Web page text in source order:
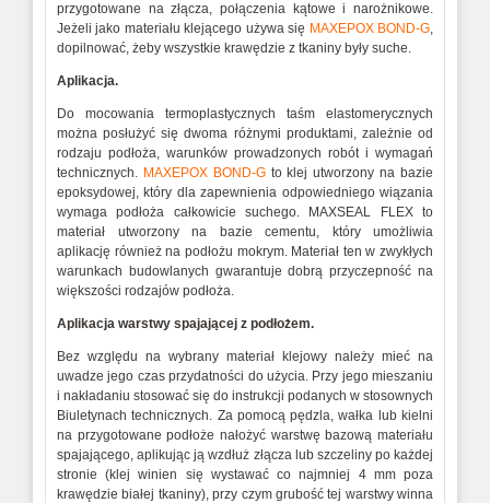
przygotowane na złącza, połączenia kątowe i narożnikowe.
Jeżeli jako materiału klejącego używa się MAXEPOX BOND-G,
dopilnować, żeby wszystkie krawędzie z tkaniny były suche.
Aplikacja.
Do mocowania termoplastycznych taśm elastomerycznych
można posłużyć się dwoma różnymi produktami, zależnie od
rodzaju podłoża, warunków prowadzonych robót i wymagań
technicznych. MAXEPOX BOND-Gto klej utworzony na bazie
epoksydowej, który dla zapewnienia odpowiedniego wiązania
wymaga podłoża całkowicie suchego. MAXSEAL FLEX to
materiał utworzony na bazie cementu, który umożliwia
aplikację również na podłożu mokrym. Materiał ten w zwykłych
warunkach budowlanych gwarantuje dobrą przyczepność na
większości rodzajów podłoża.
Aplikacja warstwy spajającej z podłożem.
Bez względu na wybrany materiał klejowy należy mieć na
uwadze jego czas przydatności do użycia. Przy jego mieszaniu
i nakładaniu stosować się do instrukcji podanych w stosownych
Biuletynach technicznych. Za pomocą pędzla, wałka lub kielni
na przygotowane podłoże nałożyć warstwę bazową materiału
spajającego, aplikując ją wzdłuż złącza lub szczeliny po każdej
stronie (klej winien się wystawać co najmniej 4 mm poza
krawędzie białej tkaniny), przy czym grubość tej warstwy winna